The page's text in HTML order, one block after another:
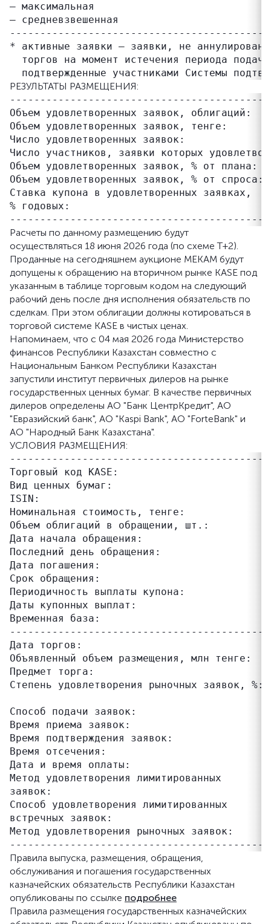
– максимальная
– средневзвешенная
* активные заявки – заявки, не
торгов на момент истечения периода
РЕЗУЛЬТАТЫ РАЗМЕЩЕНИЯ:
Объем удовлетворенных заявок,
Объем удовлетворенных заявок, тенге:
Число удовлетворенных заявок:
Число участников, заявки которых
Объем удовлетворенных заявок, % от
Объем удовлетворенных заявок, % от
Ставка купона в удовлетворенных
% годовых:
Расчеты по данному размещению будут
осуществляться 18 июня 2026 года (по схеме Т+2).
Проданные на сегодняшнем аукционе МЕКАМ будут
допущены к обращению на вторичном рынке KASE под
указанным в таблице торговым кодом на следующий
рабочий день после дня исполнения обязательств по
сделкам. При этом облигации должны котироваться в
торговой системе KASE в чистых ценах.
Напоминаем, что с 04 мая 2026 года Министерство
финансов Республики Казахстан совместно с
Национальным Банком Республики Казахстан
запустили институт первичных дилеров на рынке
государственных ценных бумаг. В качестве первичных
дилеров определены АО "Банк ЦентрКредит", АО
"Евразийский банк", АО "Kaspi Bank", АО "ForteBank" и
АО "Народный Банк Казахстана".
УСЛОВИЯ РАЗМЕЩЕНИЯ:
Торговый код KASE:
Вид ценных бумаг:
ISIN:
Номинальная стоимость, тенге:
Объем облигаций в обращении, шт.:
Дата начала обращения:
Последний день обращения:
Дата погашения:
Срок обращения:                            5
Периодичность выплаты купона:
Даты купонных выплат:                      18
Временная база:
Дата торгов:
Объявленный объем размещения, млн тенге:
Предмет торга:
Степень удовлетворения рыночных заявок,
Способ подачи заявок:
Время приема заявок:
Время подтверждения заявок:
Время отсечения:
Дата и время оплаты:
Метод удовлетворения лимитированных
заявок:
Способ удовлетворения лимитированных
встречных заявок:
Метод удовлетворения рыночных заявок:
Правила выпуска, размещения, обращения,
обслуживания и погашения государственных
казначейских обязательств Республики Казахстан
опубликованы по ссылке подробнее
Правила размещения государственных казначейских